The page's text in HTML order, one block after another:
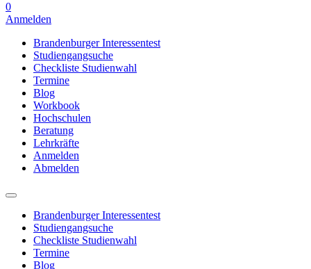
0
Anmelden
Brandenburger Interessentest
Studiengangsuche
Checkliste Studienwahl
Termine
Blog
Workbook
Hochschulen
Beratung
Lehrkräfte
Anmelden
Abmelden
Brandenburger Interessentest
Studiengangsuche
Checkliste Studienwahl
Termine
Blog